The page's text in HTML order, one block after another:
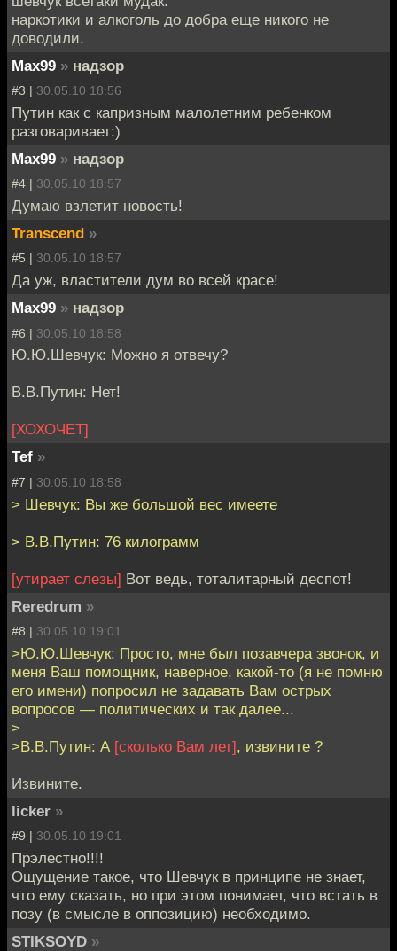
наркотики и алкоголь до добра еще никого не
доводили.
Max99 » надзор
#3 | 30.05.10 18:56
Путин как с капризным малолетним ребенком
разговаривает:)
Max99 » надзор
#4 | 30.05.10 18:57
Думаю взлетит новость!
Transcend »
#5 | 30.05.10 18:57
Да уж, властители дум во всей красе!
Max99 » надзор
#6 | 30.05.10 18:58
Ю.Ю.Шевчук: Можно я отвечу?
В.В.Путин: Нет!
[ХОХОЧЕТ]
Tef »
#7 | 30.05.10 18:58
> Шевчук: Вы же большой вес имеете
> В.В.Путин: 76 килограмм
[утирает слезы] Вот ведь, тоталитарный деспот!
Reredrum »
#8 | 30.05.10 19:01
>Ю.Ю.Шевчук: Просто, мне был позавчера звонок, и
меня Ваш помощник, наверное, какой-то (я не помню
его имени) попросил не задавать Вам острых
вопросов — политических и так далее...
>
>В.В.Путин: А [сколько Вам лет], извините ?
Извините.
licker »
#9 | 30.05.10 19:01
Прэлестно!!!!
Ощущение такое, что Шевчук в принципе не знает,
что ему сказать, но при этом понимает, что встать в
позу (в смысле в оппозицию) необходимо.
STIKSOYD »